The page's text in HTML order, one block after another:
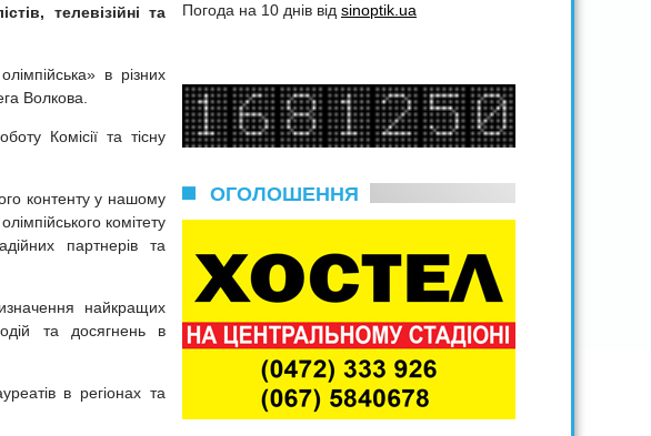
телевізійні та
в різних
Волкова.
Комісії та тісну
контенту у нашому
комітету
партнерів та
найкращих
та досягнень в
в регіонах та
Погода на 10 днів від sinoptik.ua
ОГОЛОШЕННЯ